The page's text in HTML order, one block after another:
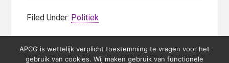
Filed Under: Politiek
Primary
APCG is wettelijk verplicht toestemming te vragen voor het
gebruik van cookies. Wij maken gebruik van functionele